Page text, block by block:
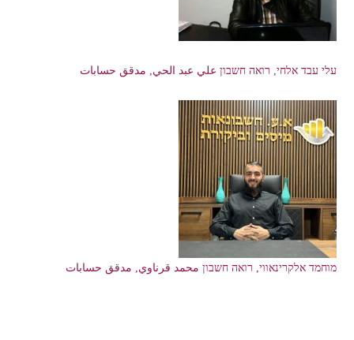
עלי עבד אלחי, רואה חשבון علي عبد الحي, مدقق حسابات
מוחמד אלקרינאווי, רואה חשבון محمد قرناوي, مدقق حسابات